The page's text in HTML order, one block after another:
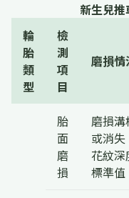
新生兒
輪
胎
類
型
檢
測
項
目
磨損情
胎
面
磨
損
磨損
或消
花紋深
標準值